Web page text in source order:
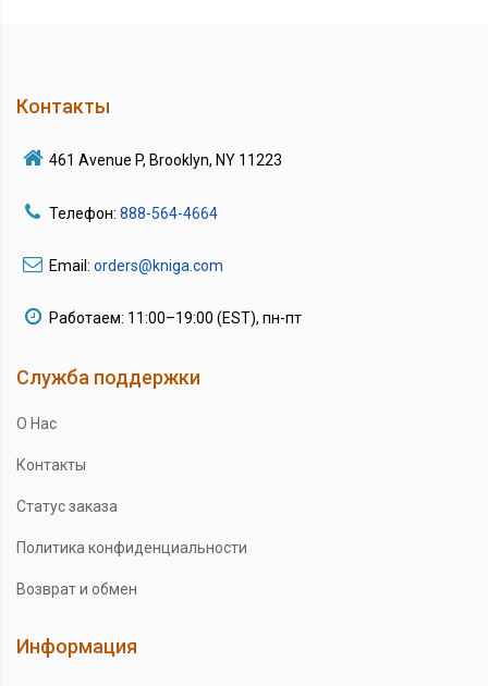
Контакты
461 Avenue P, Brooklyn, NY 11223
Телефон: 888-564-4664
Email: orders@kniga.com
Работаем: 11:00–19:00 (EST), пн-пт
Служба поддержки
О Нас
Контакты
Статус заказа
Политика конфиденциальности
Возврат и обмен
Информация